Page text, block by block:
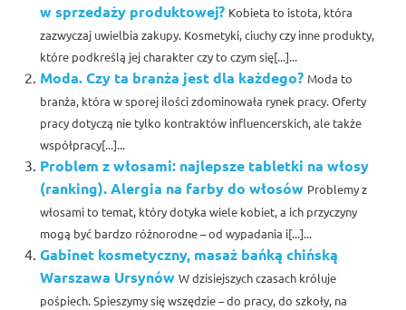
w sprzedaży produktowej? Kobieta to istota, która
zazwyczaj uwielbia zakupy. Kosmetyki, ciuchy czy inne produkty,
które podkreślą jej charakter czy to czym się[...]...
Moda. Czy ta branża jest dla każdego? Moda to
branża, która w sporej ilości zdominowała rynek pracy. Oferty
pracy dotyczą nie tylko kontraktów influencerskich, ale także
współpracy[...]...
Problem z włosami: najlepsze tabletki na włosy
(ranking). Alergia na farby do włosów Problemy z
włosami to temat, który dotyka wiele kobiet, a ich przyczyny
mogą być bardzo różnorodne – od wypadania i[...]...
Gabinet kosmetyczny, masaż bańką chińską
Warszawa Ursynów W dzisiejszych czasach króluje
pośpiech. Spieszymy się wszędzie – do pracy, do szkoły, na